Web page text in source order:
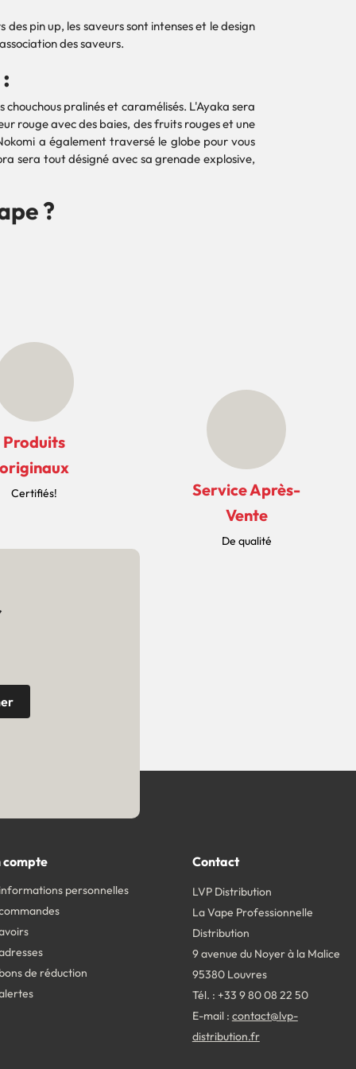
pin up, les saveurs sont intenses et le design
des saveurs.
pralinés et caramélisés. L'Ayaka sera
rouge avec des baies, des fruits rouges et une
a également traversé le globe pour vous
sera tout désigné avec sa grenade explosive,
?
Produits
originaux
Certifiés!
Service Après-
Vente
De qualité
compte
personnelles
de réduction
Contact
LVP Distribution
La Vape Professionnelle
Distribution
9 avenue du Noyer à la Malice
95380 Louvres
Tél. : +33 9 80 08 22 50
E-mail : contact@lvp-
distribution.fr